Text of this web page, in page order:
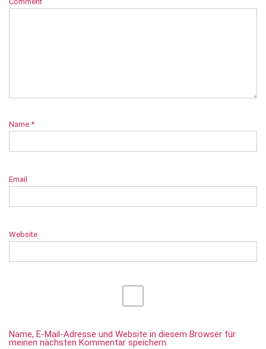
Name *
Email
Website
Name, E-Mail-Adresse und Website in diesem Browser für
meinen nächsten Kommentar speichern.